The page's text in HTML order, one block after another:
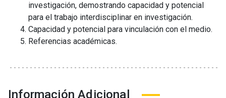
investigación, demostrando capacidad y potencial
para el trabajo interdisciplinar en investigación.
Capacidad y potencial para vinculación con el medio.
Referencias académicas.
Información Adicional